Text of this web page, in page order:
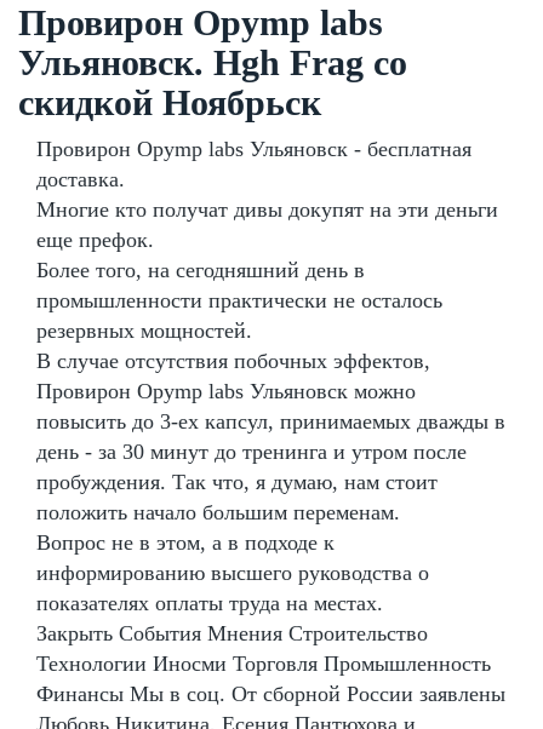
Провирон Opymp labs
Ульяновск. Hgh Frag со
скидкой Ноябрьск
Провирон Opymp labs Ульяновск - бесплатная
доставка.
Многие кто получат дивы докупят на эти деньги
еще префок.
Более того, на сегодняшний день в
промышленности практически не осталось
резервных мощностей.
В случае отсутствия побочных эффектов,
Провирон Opymp labs Ульяновск можно
повысить до 3-ех капсул, принимаемых дважды в
день - за 30 минут до тренинга и утром после
пробуждения. Так что, я думаю, нам стоит
положить начало большим переменам.
Вопрос не в этом, а в подходе к
информированию высшего руководства о
показателях оплаты труда на местах.
Закрыть События Мнения Строительство
Технологии Иносми Торговля Промышленность
Финансы Мы в соц. От сборной России заявлены
Любовь Никитина, Есения Пантюхова и